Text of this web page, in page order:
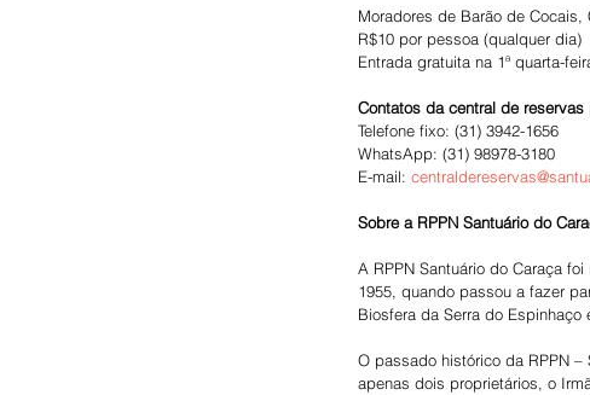
Moradores de Barão de
R$10 por pessoa (qualquer dia)
Entrada gratuita na 1ª quarta-
Contatos da central de
Telefone fixo: (31) 3942-1656
WhatsApp: (31) 98978-3180
E-mail:
Sobre a RPPN Santuário do
A RPPN Santuário do Caraça
1955, quando passou a fazer
Biosfera da Serra do Espinhaço
O passado histórico da RPPN
apenas dois proprietários, o